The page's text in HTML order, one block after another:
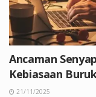
Ancaman
Kebiasaan
21/11/2025